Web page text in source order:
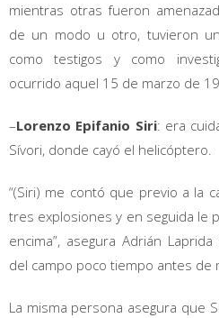
mientras otras fueron
de un modo u otro, tuvieron
como testigos y como
ocurrido aquel 15 de marzo de
–Lorenzo Epifanio Siri: era
Sívori, donde cayó el helicóptero.
“(Siri) me contó que previo a la
tres explosiones y en seguida le
encima”, asegura Adrián
del campo poco tiempo antes de
La misma persona asegura que